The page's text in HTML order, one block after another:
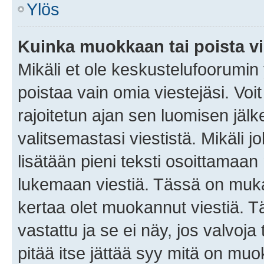
Ylös
Kuinka muokkaan tai poista
Mikäli et ole
poistaa vain omia viestejäsi.
rajoitetun ajan sen luomisen
valitsemastasi viestistä. Mikäli
lisätään pieni teksti
lukemaan viestiä. Tässä on
kertaa olet muokannut viestiä.
vastattu ja se ei näy, jos
pitää itse jättää syy mitä on